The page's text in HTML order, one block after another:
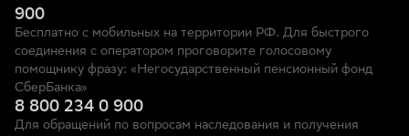
900
Бесплатно с мобильных на территории РФ. Для быстрого
соединения с оператором проговорите голосовому
помощнику фразу: «Негосударственный пенсионный фонд
СберБанка»
8 800 234 0 900
Для обращений по вопросам наследования и получения